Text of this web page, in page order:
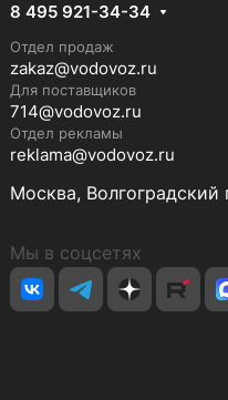
8 495 921-34-34
Отдел продаж
zakaz@vodovoz.ru
Для поставщиков
714@vodovoz.ru
Отдел рекламы
reklama@vodovoz.ru
Москва, Волгоградский
Мы в соцсетях